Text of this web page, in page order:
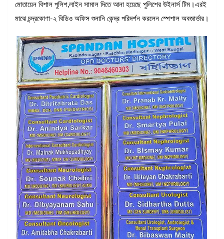
মোতায়েন বিশাল পুলিশ,লাইন সামাল দিতে আনা হয়েছে পুলিশের উইনার্স টিম।এরই
মাঝে চন্দ্রকোণা-২ বিডিও অফিস শুনানি কেন্দ্র পরিদর্শন করলেন স্পেশাল অবজার্ভার।